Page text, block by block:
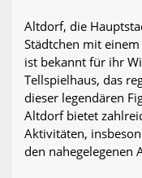
Altdorf, die
Städtchen mit
ist bekannt für ihr
Tellspielhaus, das
dieser legendären
Altdorf bietet
Aktivitäten,
den nahegelegenen